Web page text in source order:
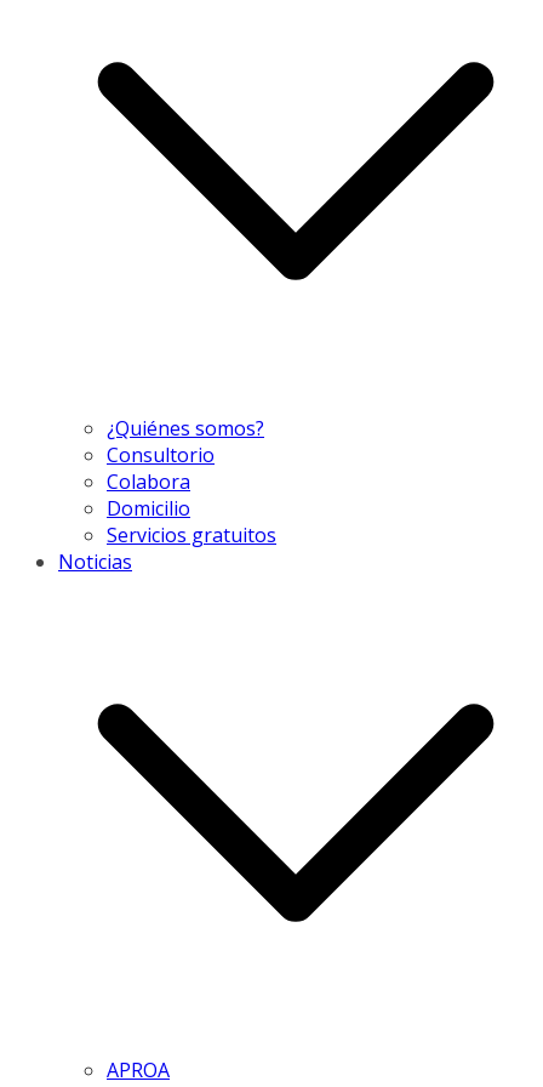
¿Quiénes somos?
Consultorio
Colabora
Domicilio
Servicios gratuitos
Noticias
APROA